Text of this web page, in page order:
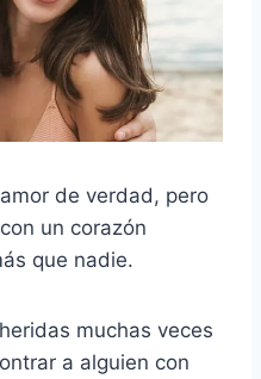
de verdad, pero
un corazón
que nadie.
muchas veces
a alguien con